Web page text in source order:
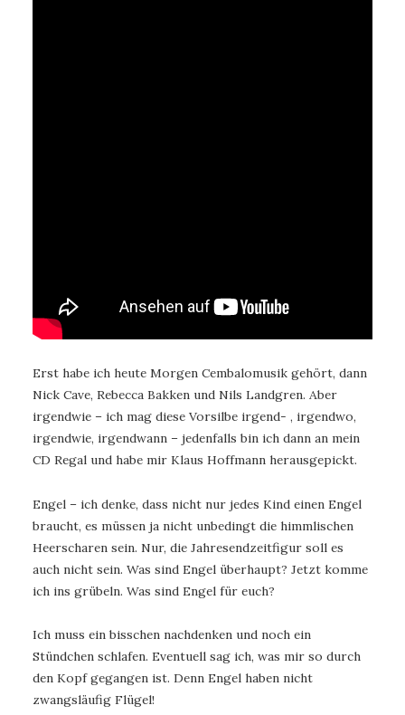
Erst habe ich heute Morgen Cembalomusik gehört, dann
Nick Cave, Rebecca Bakken und Nils Landgren. Aber
irgendwie – ich mag diese Vorsilbe irgend- , irgendwo,
irgendwie, irgendwann – jedenfalls bin ich dann an mein
CD Regal und habe mir Klaus Hoffmann herausgepickt.
Engel – ich denke, dass nicht nur jedes Kind einen Engel
braucht, es müssen ja nicht unbedingt die himmlischen
Heerscharen sein. Nur, die Jahresendzeitfigur soll es
auch nicht sein. Was sind Engel überhaupt? Jetzt komme
ich ins grübeln. Was sind Engel für euch?
Ich muss ein bisschen nachdenken und noch ein
Stündchen schlafen. Eventuell sag ich, was mir so durch
den Kopf gegangen ist. Denn Engel haben nicht
zwangsläufig Flügel!